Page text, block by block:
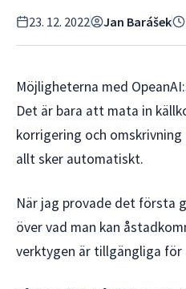
23. 12. 2022 Jan Barášek
Möjligheterna med
Det är bara att mata in
korrigering och
allt sker automatiskt.
När jag provade det första
över vad man kan
verktygen är tillgängliga för